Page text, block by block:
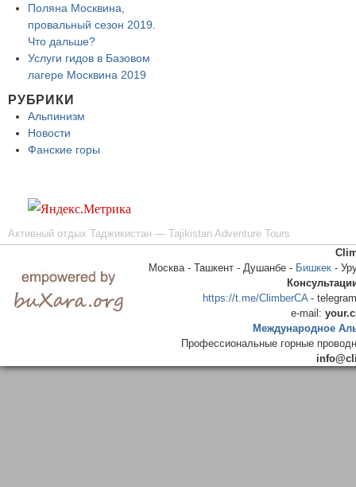
Поляна Москвина,
провальный сезон 2019.
Что дальше?
Услуги гидов в Базовом
лагере Москвина 2019
РУБРИКИ
Альпинизм
Новости
Фанские горы
Активный отдых Таджикистан — Tajikistan Adventure Tours
Москва - Ташкент - Душанбе - Бишкек -
https://t.me/ClimberCA-
e-mail:
Международное
Профессиональные горные